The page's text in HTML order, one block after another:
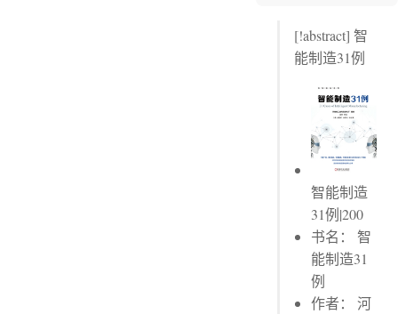
[!abstract] 智
能制造31例
智能制造
31例|200
书名： 智
能制造31
例
作者： 河